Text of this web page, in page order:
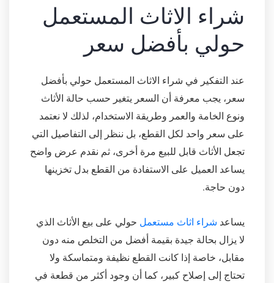
شراء الاثاث المستعمل
حولي بأفضل سعر
عند التفكير في شراء الاثاث المستعمل حولي بأفضل
سعر، يجب معرفة أن السعر يتغير حسب حالة الأثاث
ونوع الخامة والعمر وطريقة الاستخدام، لذلك لا نعتمد
على سعر واحد لكل القطع، بل ننظر إلى التفاصيل التي
تجعل الأثاث قابل للبيع مرة أخرى، ثم نقدم عرض واضح
يساعد العميل على الاستفادة من القطع بدل تخزينها
دون حاجة.
يساعد شراء اثاث مستعمل حولي على بيع الأثاث الذي
لا يزال بحالة جيدة بقيمة أفضل من التخلص منه دون
مقابل، خاصة إذا كانت القطع نظيفة ومتماسكة ولا
تحتاج إلى إصلاح كبير، كما أن وجود أكثر من قطعة في